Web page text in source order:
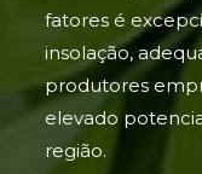
fatores é
insolação,
produtores
elevado
região.